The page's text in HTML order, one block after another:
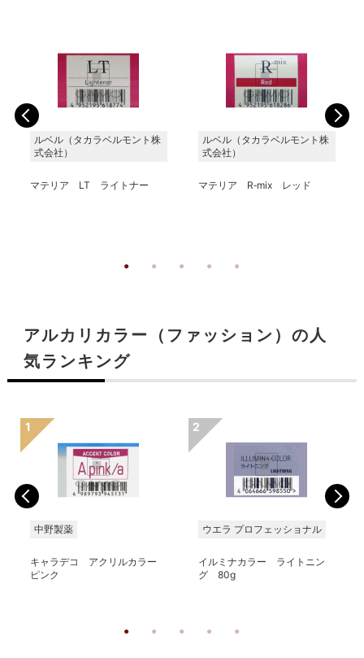
ルベル（タカラベルモント株
式会社）
マテリア LT ライトナー
ルベル（タカラベルモント株
式会社）
マテリア R‐mix レッド
アルカリカラー（ファッション）の人
気ランキング
中野製薬
キャラデコ アクリルカラー
ピンク
ウエラ プロフェッショナル
イルミナカラー ライトニン
グ 80g